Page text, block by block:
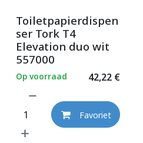
Toiletpapierdispen
ser Tork T4
Elevation duo wit
557000
42,22€
Op voorraad
Favoriet